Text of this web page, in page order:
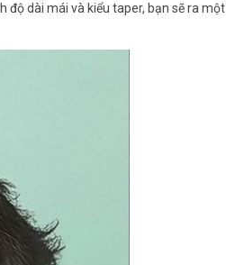
độ dài mái và kiểu taper, bạn sẽ ra một